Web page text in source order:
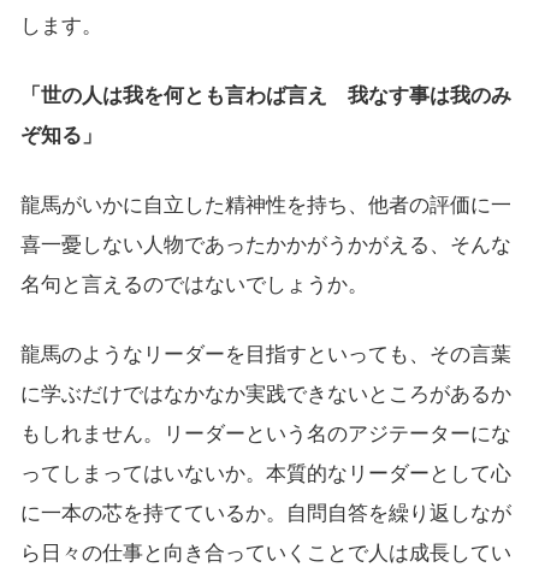
します。
「世の人は我を何とも言わば言え 我なす事は我のみ
ぞ知る」
龍馬がいかに自立した精神性を持ち、他者の評価に一
喜一憂しない人物であったかかがうかがえる、そんな
名句と言えるのではないでしょうか。
龍馬のようなリーダーを目指すといっても、その言葉
に学ぶだけではなかなか実践できないところがあるか
もしれません。リーダーという名のアジテーターにな
ってしまってはいないか。本質的なリーダーとして心
に一本の芯を持てているか。自問自答を繰り返しなが
ら日々の仕事と向き合っていくことで人は成長してい